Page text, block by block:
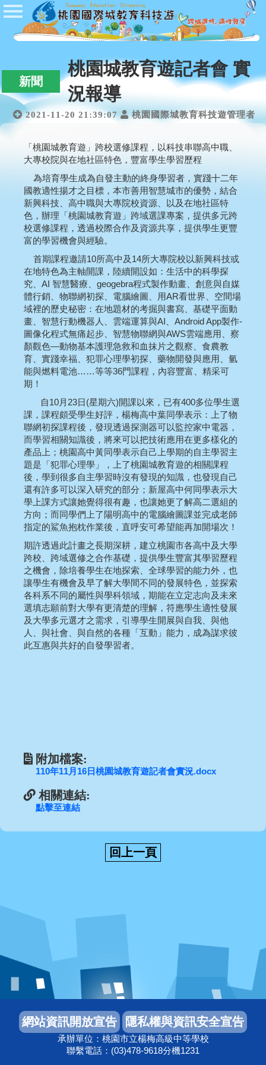
首頁
公佈欄
學校登入
學生登入
Q&A
新聞
桃園城教育遊記者會 實
況報導
2021-11-20 21:39:07 桃園國際城教育科技遊管理者
「桃園城教育遊」跨校選修課程，以科技串聯高中職、
大專校院與在地社區特色，豐富學生學習歷程
為培育學生成為自發主動的終身學習者，實踐十二年
國教適性揚才之目標，本市善用智慧城市的優勢，結合
新興科技、高中職與大專院校資源、以及在地社區特
色，辦理「桃園城教育遊」跨域選課專案，提供多元跨
校選修課程，透過校際合作及資源共享，提供學生更豐
富的學習機會與經驗。
首期課程邀請10所高中及14所大專院校以新興科技或
在地特色為主軸開課，陸續開設如：生活中的科學探
究、AI 智慧醫療、geogebra程式製作動畫、創意與自媒
體行銷、物聯網初探、電腦繪圖、用AR看世界、空間場
域裡的歷史秘密：在地題材的考掘與書寫、基礎平面動
畫、智慧行動機器人、雲端運算與AI、Android App製作-
圖像化程式無痛起步、智慧物聯網與AWS雲端應用、察
顏觀色—動物基本護理急救和血抹片之觀察、食農教
育、實踐幸福、犯罪心理學初探、藥物開發與應用、氫
能與燃料電池……等等36門課程，內容豐富、精采可
期！
自10月23日(星期六)開課以來，已有400多位學生選
課，課程頗受學生好評，楊梅高中葉同學表示：上了物
聯網初探課程後，發現透過探測器可以監控家中電器，
而學習相關知識後，將來可以把技術應用在更多樣化的
產品上；桃園高中黃同學表示自己上學期的自主學習主
題是「犯罪心理學」，上了桃園城教育遊的相關課程
後，學到很多自主學習時沒有發現的知識，也發現自己
還有許多可以深入研究的部分；新屋高中何同學表示大
學上課方式讓她覺得很有趣，也讓她更了解高二選組的
方向；而同學們上了陽明高中的電腦繪圖課並完成老師
指定的鯊魚抱枕作業後，直呼安可希望能再加開場次！
期許透過此計畫之長期深耕，建立桃園市各高中及大學
跨校、跨域選修之合作基礎，提供學生豐富其學習歷程
之機會，除培養學生在地探索、全球學習的能力外，也
讓學生有機會及早了解大學間不同的發展特色，並探索
各科系不同的屬性與學科領域，期能在立定志向及未來
選填志願前對大學有更清楚的理解，符應學生適性發展
及大學多元選才之需求，引導學生開展與自我、與他
人、與社會、與自然的各種「互動」能力，成為謀求彼
此互惠與共好的自發學習者。
附加檔案:
110年11月16日桃園城教育遊記者會實況.docx
相關連結:
點擊至連結
承辦單位：桃園市立楊梅高級中等學校
聯繫電話：(03)478-9618分機1231